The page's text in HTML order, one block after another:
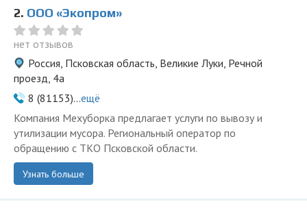
2. ООО «Экопром»
нет отзывов
Россия, Псковская область, Великие Луки, Речной
проезд, 4а
8 (81153)...ещё
Компания Мехуборка предлагает услуги по вывозу и
утилизации мусора. Региональный оператор по
обращению с ТКО Псковской области.
Узнать больше